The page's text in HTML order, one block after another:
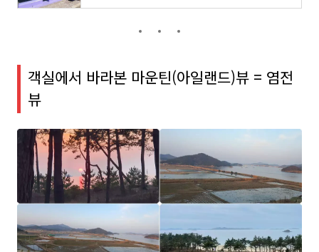
객실에서 바라본 마운틴(아일랜드)뷰 = 염전
뷰